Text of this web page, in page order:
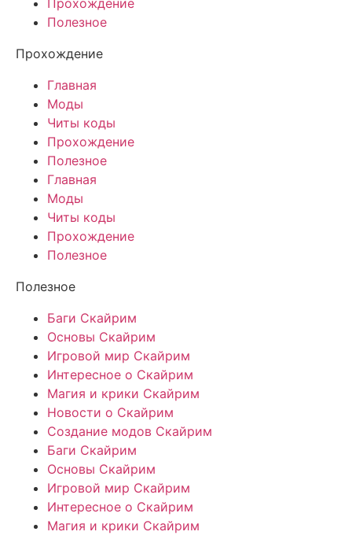
Прохождение
Полезное
Прохождение
Главная
Моды
Читы коды
Прохождение
Полезное
Главная
Моды
Читы коды
Прохождение
Полезное
Полезное
Баги Скайрим
Основы Скайрим
Игровой мир Скайрим
Интересное о Скайрим
Магия и крики Скайрим
Новости о Скайрим
Создание модов Скайрим
Баги Скайрим
Основы Скайрим
Игровой мир Скайрим
Интересное о Скайрим
Магия и крики Скайрим